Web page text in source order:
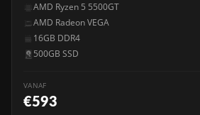
AMD Ryzen 5 5500GT
AMD Radeon VEGA
16GB DDR4
500GB SSD
VANAF
€593